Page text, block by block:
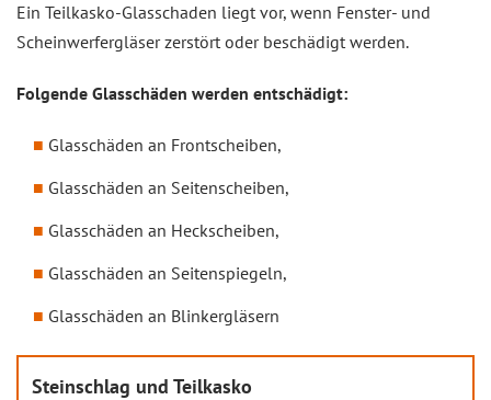
Ein Teilkasko-Glasschaden liegt vor, wenn Fenster- und
Scheinwerfergläser zerstört oder beschädigt werden.
Folgende Glasschäden werden entschädigt:
Glasschäden an Frontscheiben,
Glasschäden an Seitenscheiben,
Glasschäden an Heckscheiben,
Glasschäden an Seitenspiegeln,
Glasschäden an Blinkergläsern
Steinschlag und Teilkasko